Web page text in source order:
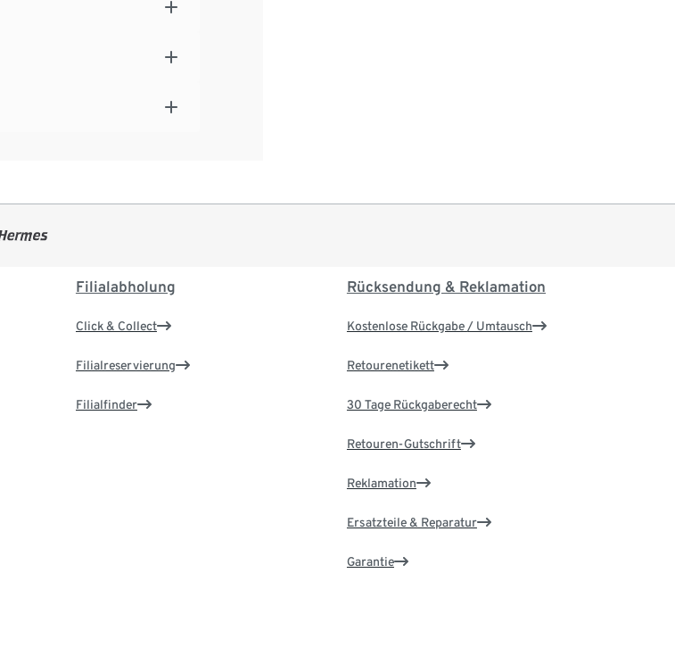
Filialabholung
Click & Collect
Filialreservierung
Filialfinder
Rücksendung & Reklamation
Kostenlose Rückgabe / Umtausch
Retourenetikett
30 Tage Rückgaberecht
Retouren-Gutschrift
Reklamation
Ersatzteile & Reparatur
Garantie